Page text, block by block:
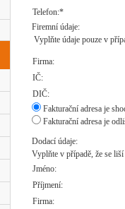
Telefon:*
Firemní údaje:
Vyplňte údaje pouze v
Firma:
IČ:
DIČ:
Fakturační adresa je
Fakturační adresa je
Dodací údaje:
Vyplňte v případě, že se
Jméno:
Příjmení:
Firma: